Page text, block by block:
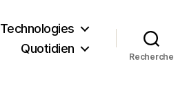
Technologies
Quotidien
Recherche